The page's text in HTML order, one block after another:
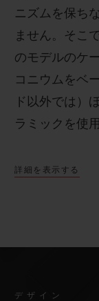
ニズムを保ち
ません。そこ
のモデルのケ
コニウムをベ
ド以外では）
ラミックを使
詳細を表示する
デザイン